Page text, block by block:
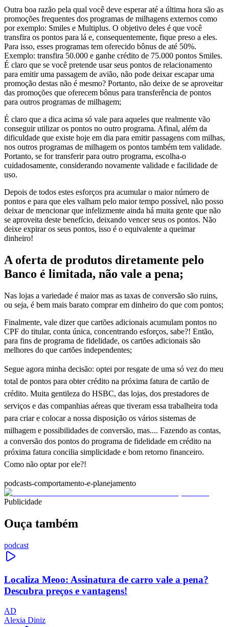
Outra boa razão pela qual você deve esperar até a última hora são as
promoções frequentes dos programas de milhagens externos como
por exemplo: Smiles e Multiplus. O objetivo deles é que você
transfira os pontos para lá e, consequentemente, fique preso a eles.
Para isso, esses programas tem oferecido bônus de até 50%.
Exemplo: transfira 50.000 e ganhe crédito de 75.000 pontos Smiles.
É claro que se você pretende usar seus pontos de relacionamento
para emitir uma passagem de avião, não pode deixar escapar uma
promoção destas não é mesmo? Portanto, não deixe de se aproveitar
das promoções que oferecem bônus para transferência de pontos
para outros programas de milhagem;
É claro que a dica acima só vale para aqueles que realmente vão
conseguir utilizar os pontos no outro programa. Afinal, além da
dificuldade que existe hoje em dia para emitir passagens com milhas,
nos outros programas de milhagem os pontos também tem validade.
Portanto, se for transferir para outro programa, escolha-o
cuidadosamente, considerando novamente validade e facilidade de
uso.
Depois de todos estes esforços pra acumular o maior número de
pontos e para que eles valham pelo maior tempo possível, não posso
deixar de mencionar que infelizmente ainda há muita gente que não
se aproveita deste benefício, deixando vencer seus os pontos. Não
deixe expirar os seus pontos, isso é o equivalente a queimar
dinheiro!
A oferta de produtos diretamente pelo
Banco é limitada, não vale a pena;
Nas lojas a variedade é maior mas as taxas de conversão são ruins,
ou seja, é bem mais barato comprar em dinheiro do que com pontos;
Finalmente, vale dizer que cartões adicionais acumulam pontos no
CPF do titular, conta única, concentrando esforços, sabe?! Então,
para fins de programa de fidelidade, os cartões adicionais são
melhores do que cartões independentes;
Segue agora minha decisão: optei por resgate de uma só vez do meu
total de pontos para obter crédito na próxima fatura de cartão de
crédito. Muita gentileza do HSBC, das lojas, dos prestadores de
serviços e das companhias aéreas que tiveram essa trabalheira toda
para criar e colocar a nossa disposição os vários sistemas de
milhagem e possibilidades de conversão, mas.... Fazendo as contas,
a conversão dos pontos do programa de fidelidade em crédito na
próxima fatura concilia simplicidade e bom retorno financeiro.
Como não optar por ele?!
podcasts-comportamento-e-planejamento
Publicidade
Ouça também
podcast
Localiza Meoo: Assinatura de carro vale a pena?
Descubra preços e vantagens!
AD
Alexia Diniz